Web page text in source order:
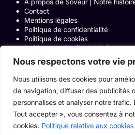
Nous respectons votre vie
Nous utilisons des cookies pour
de navigation, diffuser des publicités
personnalisés et analyser notre trafic.
Tout accepter », vous consentez à
cookies. Politique relative aux cookies
À propos de Soveur | Notre
Contact
Mentions légales
Politique de confidentialité
Politique de cookies
Politique de Confidentialité
Formulaire de contact
Blog
Notre histoire
Programme Affiliation
Conditions générales d’utilisation
ACCUEIL
Onglets Zone Affilié
Le Blog
Devenir pro